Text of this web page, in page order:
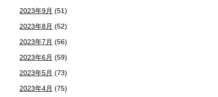
2023年9月 (51)
2023年8月 (52)
2023年7月 (56)
2023年6月 (59)
2023年5月 (73)
2023年4月 (75)